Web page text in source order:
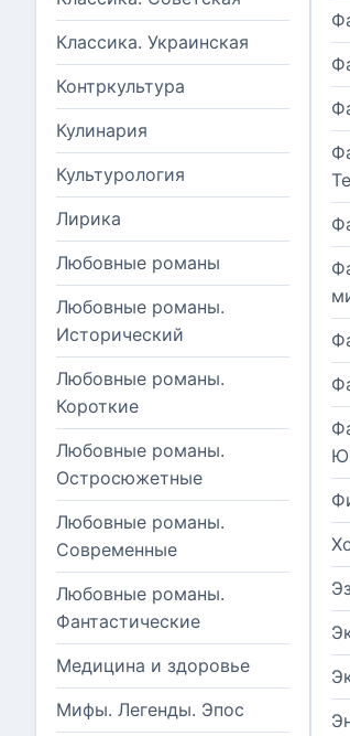
Классика. Украинская
Контркультура
Кулинария
Культурология
Лирика
Любовные романы
Любовные романы.
Исторический
Любовные романы.
Короткие
Любовные романы.
Остросюжетные
Любовные романы.
Современные
Любовные романы.
Фантастические
Медицина и здоровье
Мифы. Легенды. Эпос